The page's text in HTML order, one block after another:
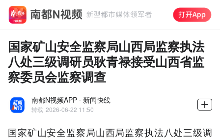
国家矿山安全监察局山西局监察执法
八处三级调研员耿青禄接受山西省监
察委员会监察调查
南都N视频APP · 新闻快线
转载 2026-06-22 11:50
国家矿山安全监察局山西局监察执法八处三级调